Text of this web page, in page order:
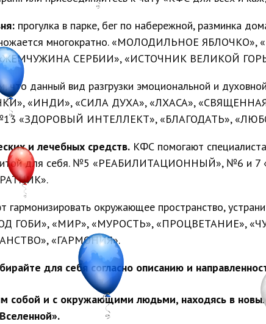
прогулка в парке, бег по набережной, разминка
многократно. «МОЛОДИЛЬНОЕ
СЕРБИИ», «ИСТОЧНИК ВЕЛИКОЙ
что данный вид разгрузки эмоциональной и
«ИНДИ», «СИЛА ДУХА», «ЛХАСА»,
«ЗДОРОВЫЙ ИНТЕЛЛЕКТ», «БЛАГОДАТЬ»,
и лечебных средств. КФС помогают
для себя. №5 «РЕАБИЛИТАЦИОННЫЙ», №6
гармонизировать окружающее пространство,
ГОБИ», «МИР», «МУРОСТЬ», «ПРОЦВЕТАНИЕ»,
«ГАРМОНИЯ».
для себя согласно описанию и
собой и с окружающими людьми, находясь в